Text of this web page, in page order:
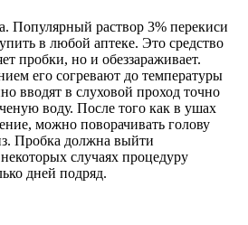
Популярный раствор 3% перекиси
в любой аптеке. Это средство
пробки, но и обеззараживает.
его согревают до температуры
вводят в слуховой проход точно
воду. После того как в ушах
можно поворачивать голову
Пробка должна выйти
случаях процедуру
дней подряд.